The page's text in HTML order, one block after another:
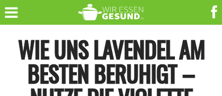
WIE UNS LAVENDEL AM
BESTEN BERUHIGT –